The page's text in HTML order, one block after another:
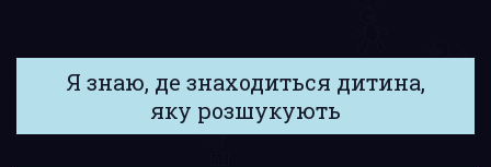
Я знаю, де знаходиться дитина,
яку розшукують